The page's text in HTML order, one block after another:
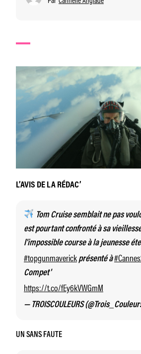
L’AVIS DE LA RÉDAC’
Tom Cruise semblait ne pas
est pourtant confronté à sa
l'impossible course à la jeunesse
#topgunmaverickprésenté à
Compet'
https://t.co/fEy6kVWGmM
— TROISCOULEURS
UN SANS FAUTE